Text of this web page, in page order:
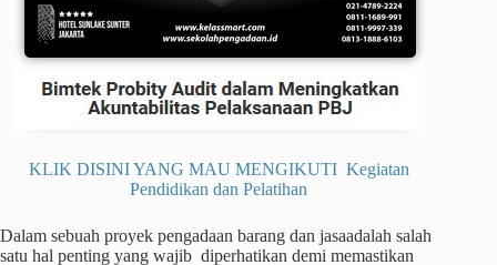
KLIK DISINI YANG MAU MENGIKUTI Kegiatan
Pendidikan dan Pelatihan
Dalam sebuah proyek pengadaan barang dan jasaadalah salah
satu hal penting yang wajib diperhatikan demi memastikan